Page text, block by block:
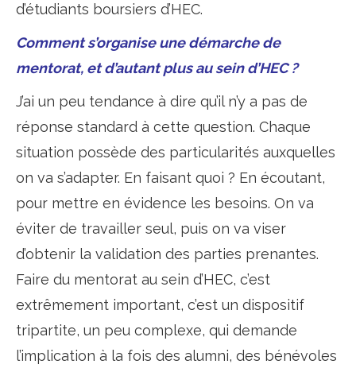
d’étudiants boursiers d’HEC.
Comment s’organise une démarche de
mentorat, et d’autant plus au sein d’HEC ?
J’ai un peu tendance à dire qu’il n’y a pas de
réponse standard à cette question. Chaque
situation possède des particularités auxquelles
on va s’adapter. En faisant quoi ? En écoutant,
pour mettre en évidence les besoins. On va
éviter de travailler seul, puis on va viser
d’obtenir la validation des parties prenantes.
Faire du mentorat au sein d’HEC, c’est
extrêmement important, c’est un dispositif
tripartite, un peu complexe, qui demande
l’implication à la fois des alumni, des bénévoles